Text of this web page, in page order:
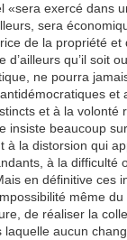
«sera exercé dans
sera
de la propriété et
d’ailleurs qu’il soit
ne pourra
et
et à la volonté
insiste beaucoup
à la distorsion qui
à la difficulté
en définitive ces
même
de réaliser la
aucun